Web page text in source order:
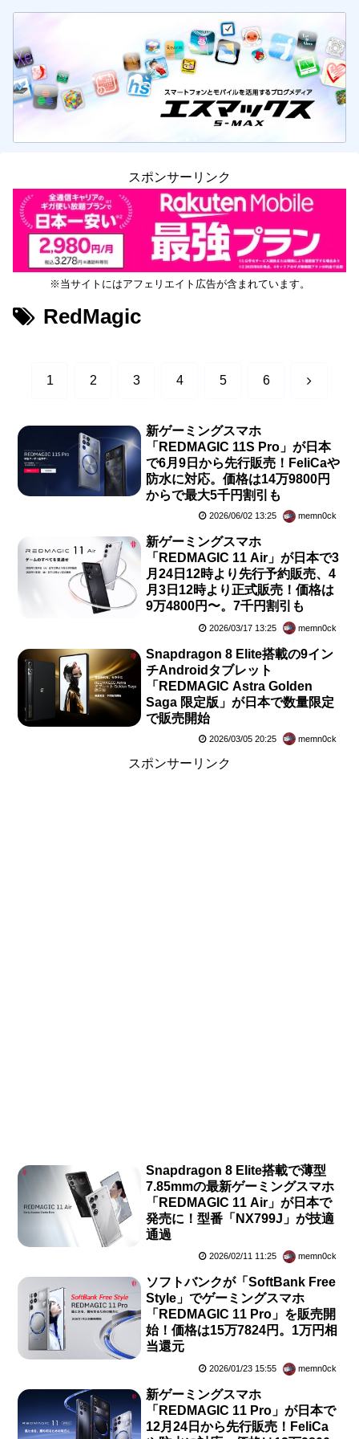
スポンサーリンク
※当サイトにはアフェリエイト広告が含まれています。
RedMagic
1 2 3 4 5 6 次
新ゲーミングスマホ
「REDMAGIC 11S Pro」が日本
で6月9日から先行販売！FeliCaや
防水に対応。価格は14万9800円
からで最大5千円割引も
2026/06/02 13:25 memn0ck
新ゲーミングスマホ
「REDMAGIC 11 Air」が日本で3
⽉24⽇12時より先行予約販売、4
月3日12時より正式販売！価格は
9万4800円〜。7千円割引も
2026/03/17 13:25 memn0ck
Snapdragon 8 Elite搭載の9イン
チAndroidタブレット
「REDMAGIC Astra Golden
Saga 限定版」が日本で数量限定
で販売開始
2026/03/05 20:25 memn0ck
スポンサーリンク
Snapdragon 8 Elite搭載で薄型
7.85mmの最新ゲーミングスマホ
「REDMAGIC 11 Air」が日本で
発売に！型番「NX799J」が技適
通過
2026/02/11 11:25 memn0ck
ソフトバンクが「SoftBank Free
Style」でゲーミングスマホ
「REDMAGIC 11 Pro」を販売開
始！価格は15万7824円。1万円相
当還元
2026/01/23 15:55 memn0ck
新ゲーミングスマホ
「REDMAGIC 11 Pro」が日本で
12月24日から先行販売！FeliCa